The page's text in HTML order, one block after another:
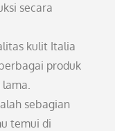
secara
kulit Italia
produk
sebagian
temui di